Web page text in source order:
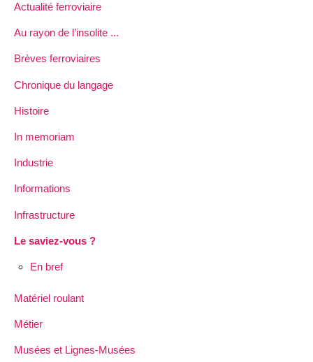
Actualité ferroviaire
Au rayon de l’insolite ...
Brèves ferroviaires
Chronique du langage
Histoire
In memoriam
Industrie
Informations
Infrastructure
Le saviez-vous ?
En bref
Matériel roulant
Métier
Musées et Lignes-Musées